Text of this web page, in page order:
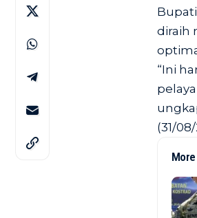
diraih
“Ini
(31/